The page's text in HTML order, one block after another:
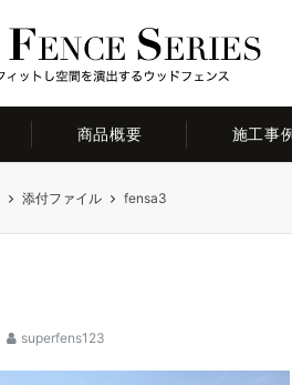
商品概要 施工事
添付ファイル fensa3
superfens123